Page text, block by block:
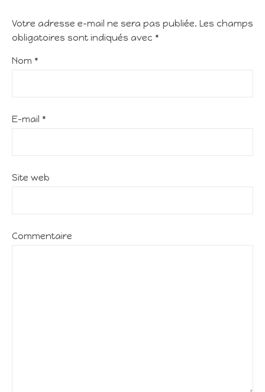
Votre adresse e-mail ne sera pas publiée. Les champs
obligatoires sont indiqués avec *
Nom *
E-mail *
Site web
Commentaire